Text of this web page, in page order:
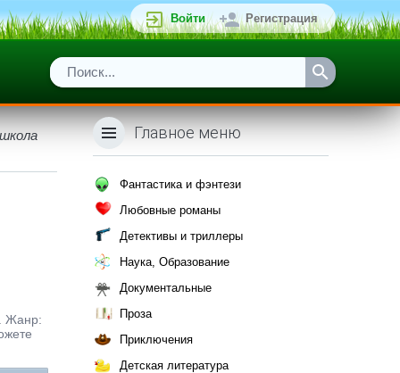
Войти Регистрация
Жанр:
Главное меню
Фантастика и фэнтези
Любовные романы
Детективы и триллеры
Наука, Образование
Документальные
Проза
Приключения
Детская литература